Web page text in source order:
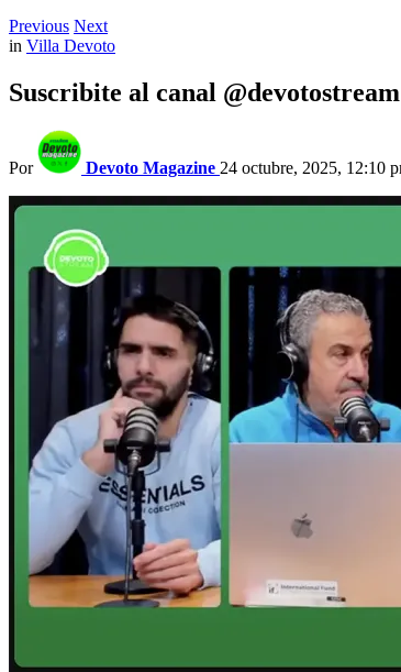
Previous Next
in Villa Devoto
Suscribite al canal
Por Devoto Magazine 24 octubre, 2025, 12:10